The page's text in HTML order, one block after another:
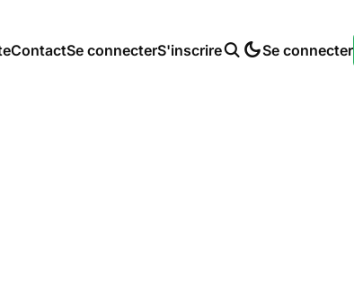
ContactSe connecterS'inscrire Se connecter